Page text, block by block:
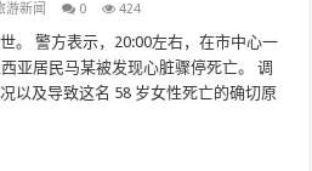
游新闻 0 424
。 警方表示，20:00左右，在市中心一
亚居民马某被发现心脏骤停死亡。 调
以及导致这名 58 岁女性死亡的确切原